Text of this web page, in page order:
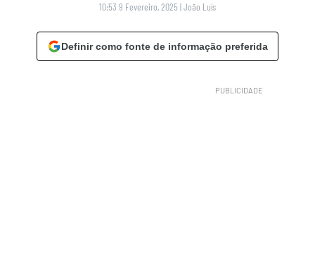
10:53 9 Fevereiro, 2025 |João Luís
Definir como fonte de informação preferida